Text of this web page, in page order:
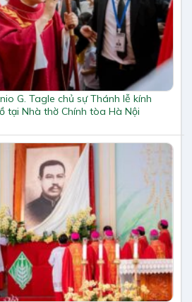
G. Tagle chủ sự Thánh lễ kính
tại Nhà thờ Chính tòa Hà Nội